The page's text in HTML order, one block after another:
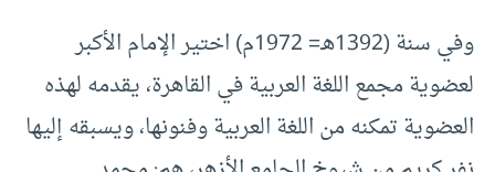
وفي سنة (1392هـ= 1972م) اختير الإمام الأكبر
لعضوية مجمع اللغة العربية في القاهرة، يقدمه لهذه
العضوية تمكنه من اللغة العربية وفنونها، ويسبقه إليها